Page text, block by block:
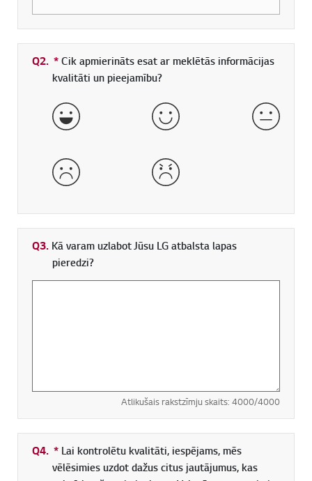
Q2. *Obligāti aizpildāms lauks
Cik apmierināts esat ar meklētās informācijas
kvalitāti un pieejamību?
ļoti labi labs normāls
slikts ļoti slikts
Q3. Kā varam uzlabot Jūsu LG atbalsta lapas
pieredzi?
Atlikušais rakstzīmju skaits: 4000/4000
Q4. * Obligāti aizpildāms lauks
Lai kontrolētu kvalitāti, iespējams, mēs
vēlēsimies uzdot dažus citus jautājumus, kas